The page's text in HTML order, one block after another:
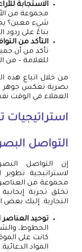
الاستجابة
مجموعة من
شيء معين؟
بناءً على ردود
التأكد من
تأكد من أن
للعلامة – من
من خلال اتباع هذه
بصرية تعكس جوهر
العملاء في الوقت
استراتيجيات
التواصل
إن التواصل
لاستراتيجية
مجموعة من العناصر
تخلق تجربة
التجارية. إليك بعض
توحيد العناصر
الخطوط،
كانت على
المواد